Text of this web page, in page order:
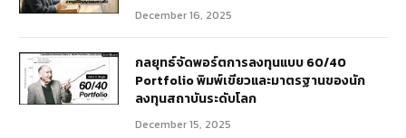
December 16, 2025
กลยุทธ์จัดพอร์ตการลงทุนแบบ 60/40
Portfolio พิมพ์เขียวและมาตรฐานของนัก
ลงทุนสถาบันระดับโลก
December 15, 2025